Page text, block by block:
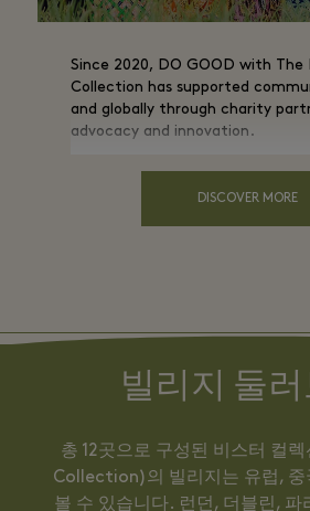
Since 2020, DO GOOD with The
Collection has supported
and globally through charity
advocacy and innovation.
DISCOVER MORE
빌리지 둘러
총 12곳으로 구성된 비스터 컬
Collection)의 빌리지는 유럽, 중
볼 수 있습니다. 런던, 더블린, 파